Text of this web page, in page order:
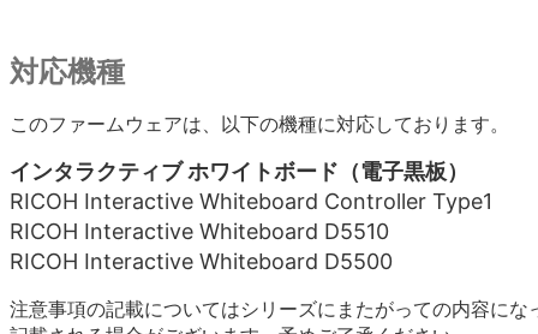
対応機種
このファームウェアは、以下の機種に対応しております。
インタラクティブ ホワイトボード（電子黒板）
RICOH Interactive Whiteboard Controller Type1
RICOH Interactive Whiteboard D5510
RICOH Interactive Whiteboard D5500
注意事項の記載についてはシリーズにまたがっての内容に